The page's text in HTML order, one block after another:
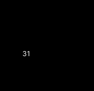
31